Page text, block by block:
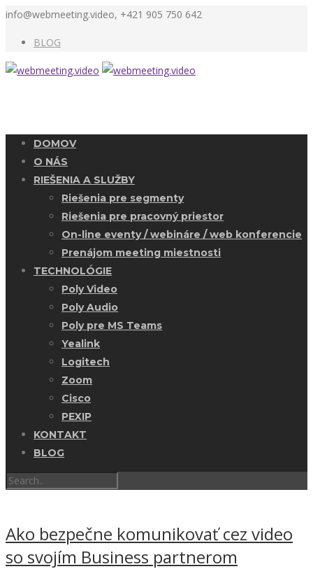
info@webmeeting.video, +421 905 750 642
BLOG
DOMOV
O NÁS
RIEŠENIA A SLUŽBY
Riešenia pre segmenty
Riešenia pre pracovný priestor
On-line eventy / webináre / web konferencie
Prenájom meeting miestnosti
TECHNOLÓGIE
Poly Video
Poly Audio
Poly pre MS Teams
Yealink
Logitech
Zoom
Cisco
PEXIP
KONTAKT
BLOG
Ako bezpečne komunikovať cez video
so svojím Business partnerom